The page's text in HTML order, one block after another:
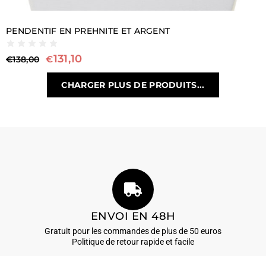
PENDENTIF EN PREHNITE ET ARGENT
€138,00 €131,10
CHARGER PLUS DE PRODUITS...
ENVOI EN 48H
Gratuit pour les commandes de plus de 50 euros
Politique de retour rapide et facile